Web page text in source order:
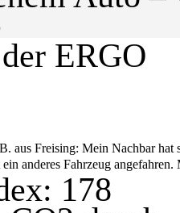
ERGO
anderes Fahrzeug angefahren.
178